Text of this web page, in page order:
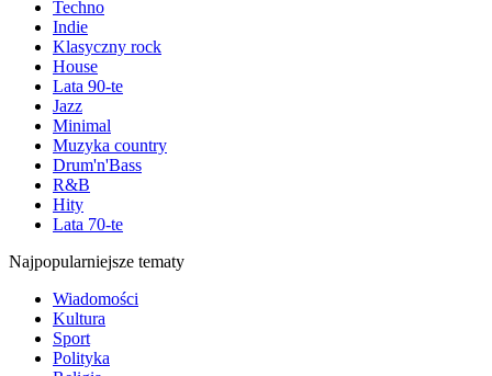
Techno
Indie
Klasyczny rock
House
Lata 90-te
Jazz
Minimal
Muzyka country
Drum'n'Bass
R&B
Hity
Lata 70-te
Najpopularniejsze tematy
Wiadomości
Kultura
Sport
Polityka